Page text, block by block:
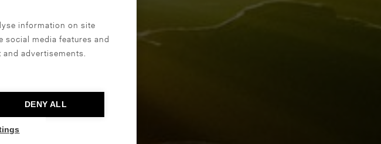
information on site
social media features and
advertisements.
DENY ALL